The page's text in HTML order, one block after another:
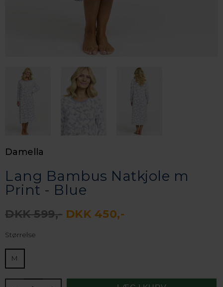
Damella
Lang Bambus Natkjole m
Print - Blue
DKK 599,- DKK 450,-
Størrelse
M